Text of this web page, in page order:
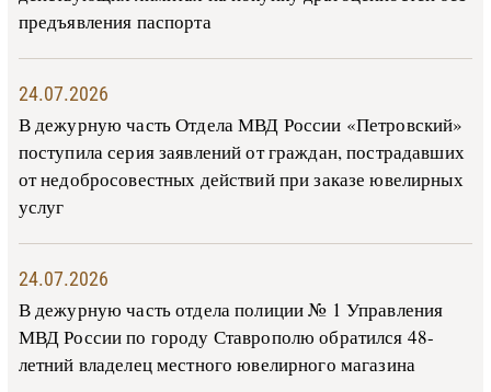
предъявления паспорта
24.07.2026
В дежурную часть Отдела МВД России «Петровский»
поступила серия заявлений от граждан, пострадавших
от недобросовестных действий при заказе ювелирных
услуг
24.07.2026
В дежурную часть отдела полиции № 1 Управления
МВД России по городу Ставрополю обратился 48-
летний владелец местного ювелирного магазина